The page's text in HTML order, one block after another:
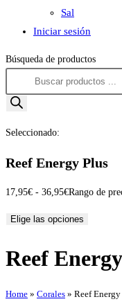
Sal
Iniciar sesión
Búsqueda de productos
Seleccionado:
Reef Energy Plus
17,95€ - 36,95€Rango de
Elige las opciones
Reef
Home » Corales » Reef